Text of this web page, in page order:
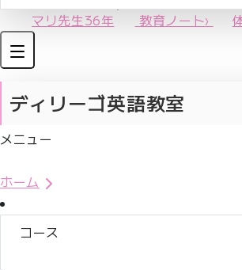
マリ先生36年 教育ノート›
ディリーゴ英語教室
メニュー
ホーム
コース